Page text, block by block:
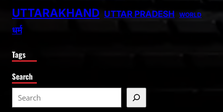
UTTARAKHAND UTTAR PRADESH WORLD
धर्म
Tags
Search
e